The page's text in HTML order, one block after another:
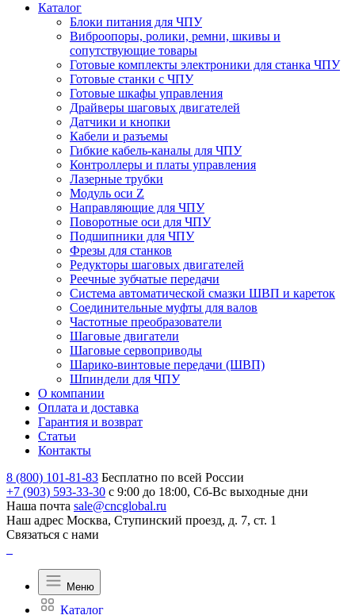
Каталог
Блоки питания для ЧПУ
Виброопоры, ролики, ремни, шкивы и
сопутствующие товары
Готовые комплекты электроники для станка ЧПУ
Готовые станки с ЧПУ
Готовые шкафы управления
Драйверы шаговых двигателей
Датчики и кнопки
Кабели и разъемы
Гибкие кабель-каналы для ЧПУ
Контроллеры и платы управления
Лазерные трубки
Модуль оси Z
Направляющие для ЧПУ
Поворотные оси для ЧПУ
Подшипники для ЧПУ
Фрезы для станков
Редукторы шаговых двигателей
Реечные зубчатые передачи
Система автоматической смазки ШВП и кареток
Соединительные муфты для валов
Частотные преобразователи
Шаговые двигатели
Шаговые сервоприводы
Шарико-винтовые передачи (ШВП)
Шпиндели для ЧПУ
О компании
Оплата и доставка
Гарантия и возврат
Статьи
Контакты
8 (800) 101-81-83 Бесплатно по всей России
+7 (903) 593-33-30 с 9:00 до 18:00, Сб-Вс выходные дни
Наша почта sale@cncglobal.ru
Наш адрес Москва, Ступинский проезд, д. 7, ст. 1
Связаться с нами
Меню
Каталог